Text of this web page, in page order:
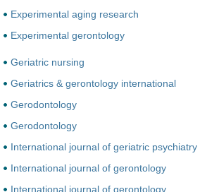
Experimental aging research
Experimental gerontology
Geriatric nursing
Geriatrics & gerontology international
Gerodontology
Gerodontology
International journal of geriatric psychiatry
International journal of gerontology
International journal of gerontology